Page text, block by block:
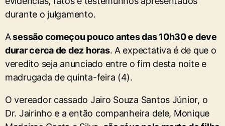
durante o julgamento.
Asessão começou pouco antes das 10h30 e deve
durar cerca de dez horas. A expectativa é de que o
veredito seja anunciado entre o fim desta noite e
madrugada de quinta-feira (4).
O vereador cassado Jairo Souza Santos Júnior, o
Dr. Jairinho e a então companheira dele, Monique